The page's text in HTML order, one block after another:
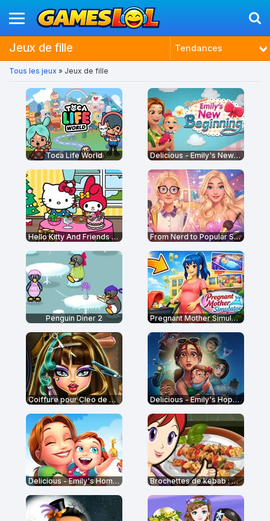
Jeux de fille Tendances
Plus joués
Mieux notés
Tous les jeux » Jeux de fille
Toca Life World Delicious - Emily's New Beginning
Hello Kitty And Friends Restaurant From Nerd to Popular School
Penguin Diner 2 Pregnant Mother Simulator
Coiffure pour Cleo de Nile Delicious - Emily's Hopes and Fears
Delicious - Emily's Home Sweet Home Brochettes de kebab : École de Sara